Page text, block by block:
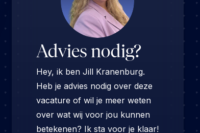
Advies nodig?
Hey, ik ben Jill Kranenburg.
Heb je advies nodig over deze
vacature of wil je meer weten
over wat wij voor jou kunnen
betekenen? Ik sta voor je klaar!